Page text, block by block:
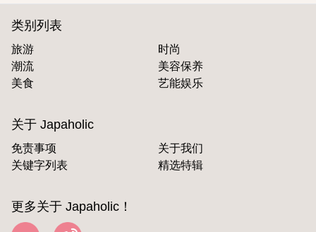
类别列表
旅游
时尚
潮流
美容保养
美食
艺能娱乐
关于 Japaholic
免责事项
关于我们
关键字列表
精选特辑
更多关于 Japaholic！